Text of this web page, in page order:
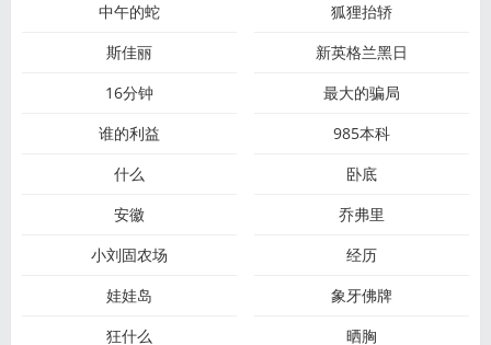
中午的蛇
狐狸抬轿
斯佳丽
新英格兰黑日
16分钟
最大的骗局
谁的利益
985本科
什么
卧底
安徽
乔弗里
小刘固农场
经历
娃娃岛
象牙佛牌
狂什么
晒胸